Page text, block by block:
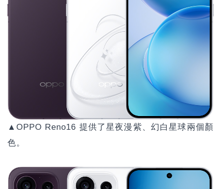
▲OPPO Reno16 提供了星夜漫紫、幻白星球兩個顏
色。